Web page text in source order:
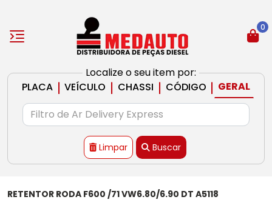
Localize o seu item por:
PLACA | VEÍCULO | CHASSI | CÓDIGO | GERAL
Limpar Buscar
0
RETENTOR RODA F600 /71 VW6.80/6.90 DT A5118